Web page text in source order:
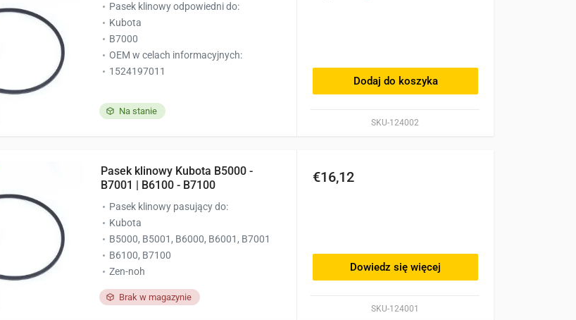
Na stanie
SKU-124002
Pasek klinowy odpowiedni do:
Kubota
B7000
OEM w celach informacyjnych:
1524197011
Dodaj do koszyka
Brak w magazynie
SKU-124001
Pasek klinowy Kubota B5000 -
B7001 | B6100 - B7100
Pasek klinowy pasujący do:
Kubota
B5000, B5001, B6000, B6001, B7001
B6100, B7100
Zen-noh
€16,12
Dowiedz się więcej